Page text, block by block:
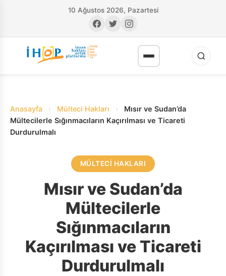
10 Ağustos 2026, Pazartesi
Anasayfa › Mülteci Hakları ›
Mısır ve Sudan’da
Mültecilerle Sığınmacıların Kaçırılması ve Ticareti
Durdurulmalı
MÜLTECI HAKLARI
Mısır ve Sudan’da
Mültecilerle
Sığınmacıların
Kaçırılması ve Ticareti
Durdurulmalı